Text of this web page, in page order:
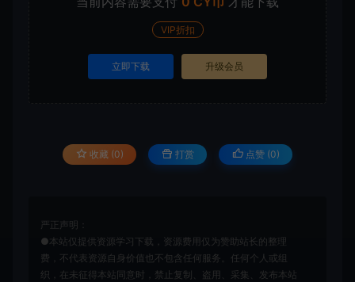
VIP折扣
立即下载 升级会员
收藏 (0) 打赏 点赞 (0)
严正声明：
●本站仅提供资源学习下载，资源费用仅为赞助站长的整理
费，不代表资源自身价值也不包含任何服务。任何个人或组
织，在未征得本站同意时，禁止复制、盗用、采集、发布本站